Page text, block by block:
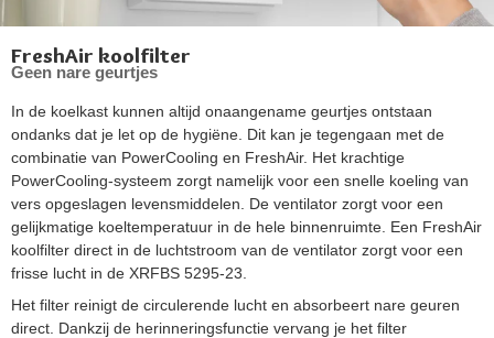
FreshAir koolfilter
Geen nare geurtjes
In de koelkast kunnen altijd onaangename geurtjes ontstaan
ondanks dat je let op de hygiëne. Dit kan je tegengaan met de
combinatie van PowerCooling en FreshAir. Het krachtige
PowerCooling-systeem zorgt namelijk voor een snelle koeling van
vers opgeslagen levensmiddelen. De ventilator zorgt voor een
gelijkmatige koeltemperatuur in de hele binnenruimte. Een FreshAir
koolfilter direct in de luchtstroom van de ventilator zorgt voor een
frisse lucht in de XRFBS 5295-23.
Het filter reinigt de circulerende lucht en absorbeert nare geuren
direct. Dankzij de herinneringsfunctie vervang je het filter